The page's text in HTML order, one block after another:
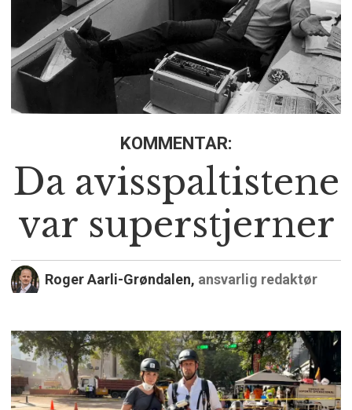
KOMMENTAR:
Da avisspaltistene
var superstjerner
Roger Aarli-Grøndalen, ansvarlig redaktør